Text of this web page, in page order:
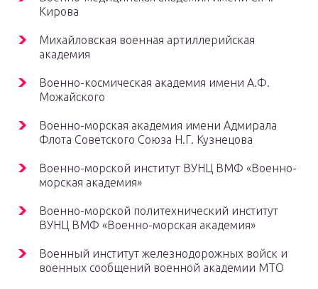
Кирова
Михайловская военная артиллерийская
академия
Военно-космическая академия имени А.Ф.
Можайского
Военно-морская академия имени Адмирала
Флота Советского Союза Н.Г. Кузнецова
Военно-морской институт ВУНЦ ВМФ «Военно-
морская академия»
Военно-морской политехнический институт
ВУНЦ ВМФ «Военно-морская академия»
Военный институт железнодорожных войск и
военных сообщений военной академии МТО